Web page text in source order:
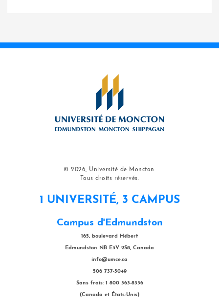
© 2026, Université de Moncton.
Tous droits réservés.
1 UNIVERSITÉ, 3 CAMPUS
Campus d'Edmundston
165, boulevard Hébert
Edmundston NB E3V 2S8, Canada
info@umce.ca
506 737-5049
Sans frais: 1 800 363-8336
(Canada et États-Unis)